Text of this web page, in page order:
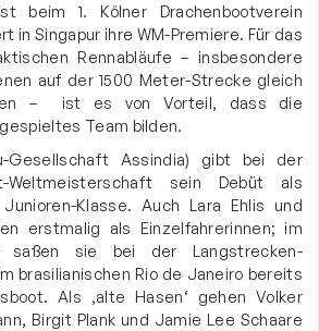
beim 1. Kölner Drachenbootverein
in Singapur ihre WM-Premiere. Für das
Rennabläufe – insbesondere
auf der 1500 Meter-Strecke gleich
– ist es von Vorteil, dass die
Team bilden.
Gesellschaft Assindia) gibt bei der
Weltmeisterschaft sein Debüt als
Klasse. Auch Lara Ehlis und
erstmalig als Einzelfahrerinnen; im
saßen sie bei der Langstrecken-
brasilianischen Rio de Janeiro bereits
Als ‚alte Hasen‘ gehen Volker
Birgit Plank und Jamie Lee Schaare